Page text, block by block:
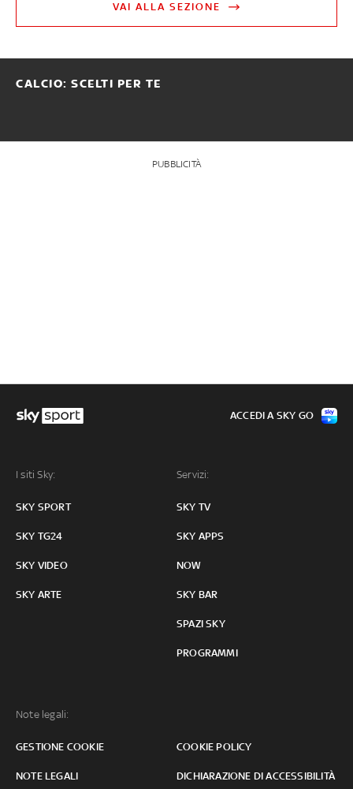
VAI ALLA SEZIONE
CALCIO: SCELTI PER TE
PUBBLICITÀ
I siti Sky:
SKY SPORT
SKY TG24
SKY VIDEO
SKY ARTE
Servizi:
SKY TV
SKY APPS
NOW
SKY BAR
SPAZI SKY
PROGRAMMI
Note legali:
GESTIONE COOKIE COOKIE POLICY
NOTE LEGALI DICHIARAZIONE DI ACCESSIBILITÀ
ACCEDI A SKY GO